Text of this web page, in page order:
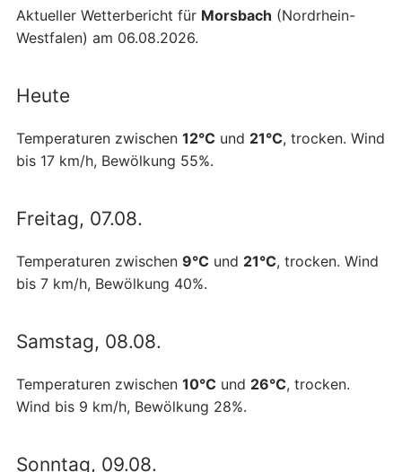
Aktueller Wetterbericht für Morsbach (Nordrhein-
Westfalen) am 06.08.2026.
Heute
Temperaturen zwischen 12°C und 21°C, trocken. Wind
bis 17 km/h, Bewölkung 55%.
Freitag, 07.08.
Temperaturen zwischen 9°C und 21°C, trocken. Wind
bis 7 km/h, Bewölkung 40%.
Samstag, 08.08.
Temperaturen zwischen 10°C und 26°C, trocken.
Wind bis 9 km/h, Bewölkung 28%.
Sonntag, 09.08.